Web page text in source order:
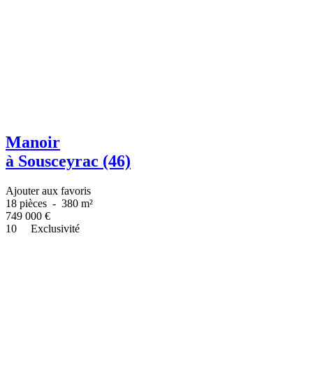
Manoir
à Sousceyrac (46)
Ajouter aux favoris
18 pièces - 380 m²
749 000 €
10
Exclusivité